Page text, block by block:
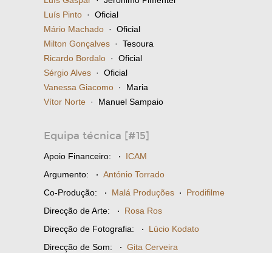
Luís Pinto · Oficial
Mário Machado · Oficial
Milton Gonçalves · Tesoura
Ricardo Bordalo · Oficial
Sérgio Alves · Oficial
Vanessa Giacomo · Maria
Vítor Norte · Manuel Sampaio
Equipa técnica [#15]
Apoio Financeiro: · ICAM
Argumento: · António Torrado
Co-Produção: · Malá Produções · Prodifilme
Direcção de Arte: · Rosa Ros
Direcção de Fotografia: · Lúcio Kodato
Direcção de Som: · Gita Cerveira